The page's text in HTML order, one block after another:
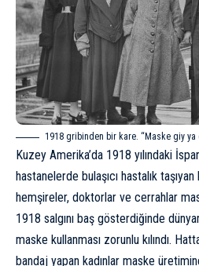
1918 gribinden bir kare. “Maske giy ya
Kuzey Amerika’da 1918 yılındaki
hastanelerde bulaşıcı hastalık
hemşireler, doktorlar ve cerrahlar
1918 salgını baş gösterdiğinde
maske kullanması zorunlu kılındı.
bandaj yapan kadınlar maske